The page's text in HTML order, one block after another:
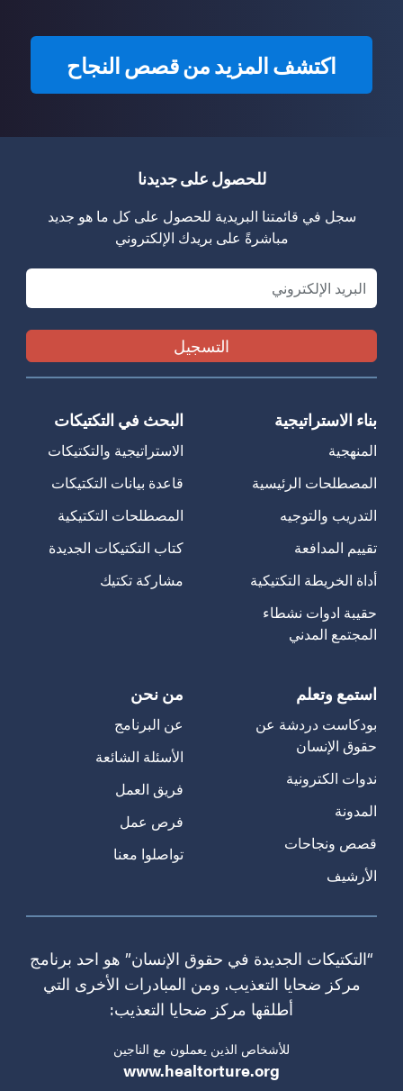
اكتشف المزيد من قصص النجاح
للحصول على جديدنا
سجل في قائمتنا البريدية للحصول على كل ما هو جديد
مباشرةً على بريدك الإلكتروني
Email
بناء الاستراتيجية
المنهجية
المصطلحات الرئيسية
التدريب والتوجيه
تقييم المدافعة
أداة الخريطة التكتيكية
حقيبة ادوات نشطاء
المجتمع المدني
البحث في التكتيكات
الاستراتيجية والتكتيكات
قاعدة بيانات التكتيكات
المصطلحات التكتيكية
كتاب التكتيكات الجديدة
مشاركة تكتيك
استمع وتعلم
بودكاست دردشة عن
حقوق الإنسان
ندوات الكترونية
المدونة
قصص ونجاحات
الأرشيف
من نحن
عن البرنامج
الأسئلة الشائعة
فريق العمل
فرص عمل
تواصلوا معنا
“التكتيكات الجديدة في حقوق الإنسان” هو احد برنامج
مركز ضحايا التعذيب. ومن المبادرات الأخرى التي
أطلقها مركز ضحايا التعذيب:
للأشخاص الذين يعملون مع الناجين
www.healtorture.org